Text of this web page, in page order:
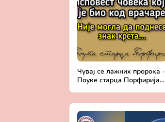
Чувај се лажних пророка -
Поуке старца Порфирија